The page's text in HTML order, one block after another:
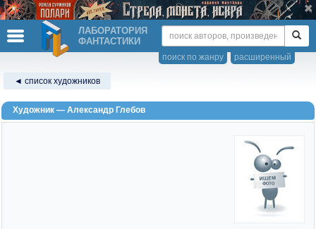
ЛАБОРАТОРИЯ
ФАНТАСТИКИ
расширенный
поиск по жанру
◄ список художников
Художник — Александр Глебов